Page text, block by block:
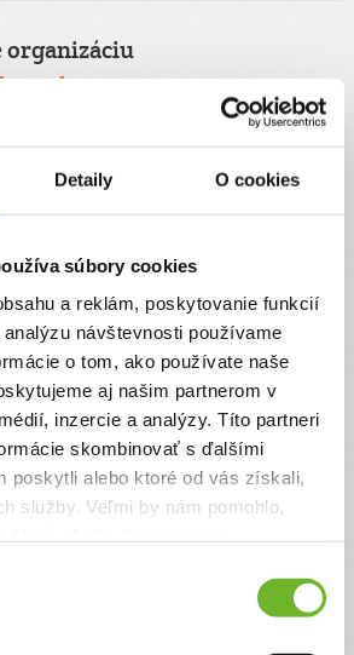
Detaily O cookies
súbory cookies
a reklám, poskytovanie funkcií
návštevnosti používame
o tom, ako používate naše
aj našim partnerom v
inzercie a analýzy. Títo partneri
skombinovať s ďalšími
poskytli alebo ktoré od vás získali,
služby. Veľmi by nám pomohlo,
organizáciu
Pravidelný
údaje
svoj účet?Prihláste sa